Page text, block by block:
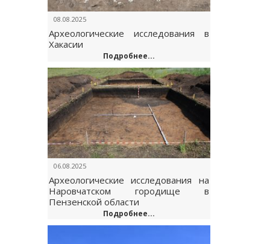
08.08.2025
Археологические исследования в
Хакасии
Подробнее...
06.08.2025
Археологические исследования на
Наровчатском городище в
Пензенской области
Подробнее...